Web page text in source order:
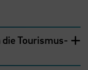
Tourismus-